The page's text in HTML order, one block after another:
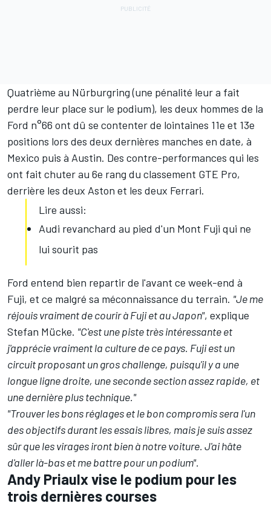
Quatrième au Nürburgring (une pénalité leur a fait
perdre leur place sur le podium), les deux hommes de la
Ford n°66 ont dû se contenter de lointaines 11e et 13e
positions lors des deux dernières manches en date, à
Mexico puis à Austin. Des contre-performances qui les
ont fait chuter au 6e rang du classement GTE Pro,
derrière les deux Aston et les deux Ferrari.
Lire aussi:
Audi revanchard au pied d'un Mont Fuji qui ne
lui sourit pas
Ford entend bien repartir de l'avant ce week-end à
Fuji, et ce malgré sa méconnaissance du terrain. "Je me
réjouis vraiment de courir à Fuji et au Japon", explique
Stefan Mücke. "C'est une piste très intéressante et
j'apprécie vraiment la culture de ce pays. Fuji est un
circuit proposant un gros challenge, puisqu'il y a une
longue ligne droite, une seconde section assez rapide, et
une dernière plus technique."
"Trouver les bons réglages et le bon compromis sera l'un
des objectifs durant les essais libres, mais je suis assez
sûr que les virages iront bien à notre voiture. J'ai hâte
d'aller là-bas et me battre pour un podium".
Andy Priaulx vise le podium pour les
trois dernières courses